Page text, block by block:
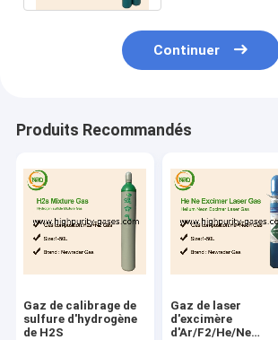
Continuer
Produits Recommandés
Gaz de calibrage de
sulfure d'hydrogène
de H2S
Gaz de laser
d'excimère
d'Ar/F2/He/Ne